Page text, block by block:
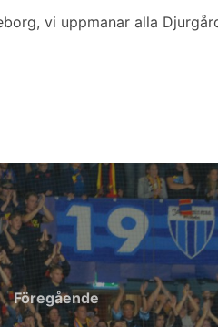
vi uppmanar alla
Föregående
Föregående